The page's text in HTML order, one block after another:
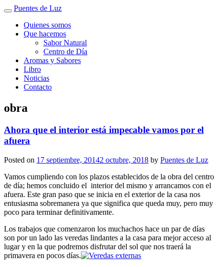
Puentes de Luz
Quienes somos
Que hacemos
Sabor Natural
Centro de Día
Aromas y Sabores
Libro
Noticias
Contacto
obra
Ahora que el interior está impecable vamos por el
afuera
Posted on 17 septiembre, 20142 octubre, 2018 by Puentes de Luz
Vamos cumpliendo con los plazos establecidos de la obra del centro
de día; hemos concluido el interior del mismo y arrancamos con el
afuera. Este gran paso que se inicia en el exterior de la casa nos
entusiasma sobremanera ya que significa que queda muy, pero muy
poco para terminar definitivamente.
Los trabajos que comenzaron los muchachos hace un par de días
son por un lado las veredas lindantes a la casa para mejor acceso al
lugar y en la que podremos disfrutar del sol que nos traerá la
primavera en pocos días.